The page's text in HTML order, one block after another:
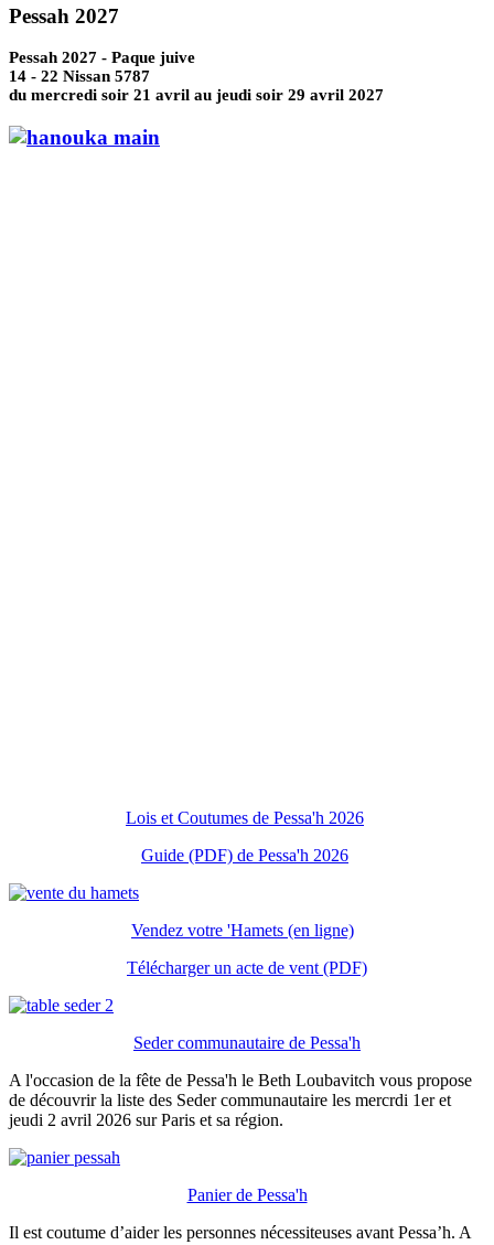
Pessah 2027
Pessah 2027 - Paque juive
14 - 22 Nissan 5787
du mercredi soir 21 avril au jeudi soir 29 avril 2027
Lois et Coutumes de Pessa'h 2026
Guide (PDF) de Pessa'h 2026
Vendez votre 'Hamets (en ligne)
Télécharger un acte de vent (PDF)
Seder communautaire de Pessa'h
A l'occasion de la fête de Pessa'h le Beth Loubavitch vous propose
de découvrir la liste des Seder communautaire les mercrdi 1er et
jeudi 2 avril 2026 sur Paris et sa région.
Panier de Pessa'h
Il est coutume d’aider les personnes nécessiteuses avant Pessa’h. A